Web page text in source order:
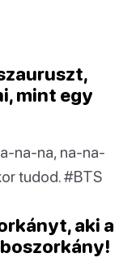
mint egy
na-na, na-na-
tudod. #BTS
aki a